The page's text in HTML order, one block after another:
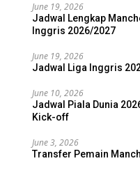
June 19, 2026
Jadwal Lengkap
Inggris 2026/2027
June 19, 2026
Jadwal Liga Inggris
June 10, 2026
Jadwal Piala Dunia
Kick-off
June 3, 2026
Transfer Pemain